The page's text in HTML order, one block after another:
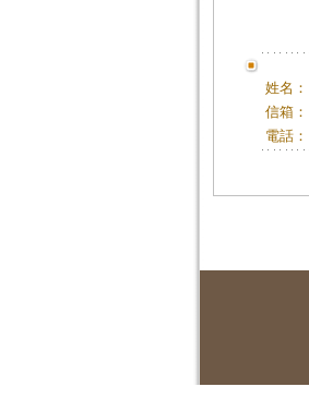
姓名：
信箱：
電話：